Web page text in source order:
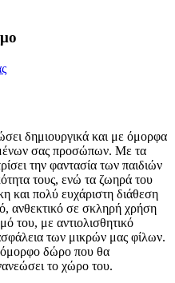
δημιουργικά και με όμορφα
σας προσώπων. Με τα
την φαντασία των παιδιών
τους, ενώ τα ζωηρά του
και πολύ ευχάριστη διάθεση
ανθεκτικό σε σκληρή χρήση
του, με αντιολισθητικό
των μικρών μας φίλων.
όμορφο δώρο που θα
το χώρο του.